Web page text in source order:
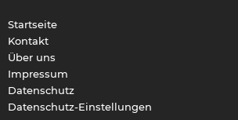
Startseite
Kontakt
Über uns
Impressum
Datenschutz
Datenschutz-Einstellungen